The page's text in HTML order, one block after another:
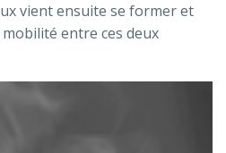
vient ensuite se former et
entre ces deux